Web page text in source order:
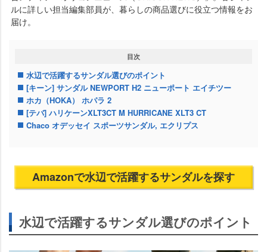
ルに詳しい担当編集部員が、暮らしの商品選びに役立つ情報をお
届け。
目次
水辺で活躍するサンダル選びのポイント
[キーン] サンダル NEWPORT H2 ニューポート エイチツー
ホカ（HOKA） ホパラ 2
[テバ] ハリケーンXLT3CT M HURRICANE XLT3 CT
Chaco オデッセイ スポーツサンダル, エクリプス
Amazonで水辺で活躍するサンダルを探す
水辺で活躍するサンダル選びのポイント